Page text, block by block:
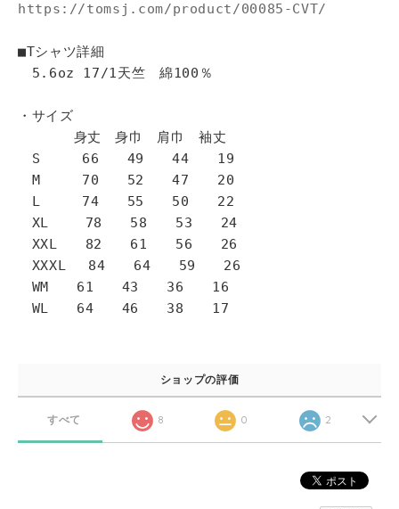
https://tomsj.com/product/00085-CVT/
■Tシャツ詳細
5.6oz 17/1天竺 綿100％
・サイズ
身丈 身巾 肩巾 袖丈
S 66 49 44 19
M 70 52 47 20
L 74 55 50 22
XL 78 58 53 24
XXL 82 61 56 26
XXXL 84 64 59 26
WM 61 43 36 16
WL 64 46 38 17
ショップの評価
すべて 8 0 2